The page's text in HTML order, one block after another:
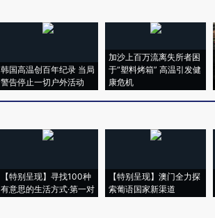
韩国高温创百年纪录 当局
警告停止一切户外活动
加沙上百万流离失所者困
于“塑料烤箱” 高温引发健
康危机
【特别呈现】寻找100种
有意思的生活方式·第一对
【特别呈现】澳门全力探
索葡语国家新渠道